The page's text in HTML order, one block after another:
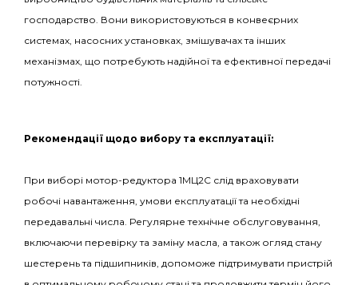
господарство. Вони використовуються в конвеєрних
системах, насосних установках, змішувачах та інших
механізмах, що потребують надійної та ефективної передачі
потужності.
Рекомендації щодо вибору та експлуатації:
При виборі мотор-редуктора 1МЦ2С слід враховувати
робочі навантаження, умови експлуатації та необхідні
передавальні числа. Регулярне технічне обслуговування,
включаючи перевірку та заміну масла, а також огляд стану
шестерень та підшипників, допоможе підтримувати пристрій